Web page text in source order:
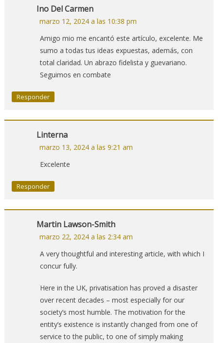
Ino Del Carmen
marzo 12, 2024 a las 10:38 pm
Amigo mio me encantó este artículo, excelente. Me
sumo a todas tus ideas expuestas, además, con
total claridad. Un abrazo fidelista y guevariano.
Seguimos en combate
Responder
Linterna
marzo 13, 2024 a las 9:21 am
Excelente
Responder
Martin Lawson-Smith
marzo 22, 2024 a las 2:34 am
A very thoughtful and interesting article, with which I
concur fully.
Here in the UK, privatisation has proved a disaster
over recent decades – most especially for our
society’s most humble. The motivation for the
entity’s existence is instantly changed from one of
service to the public, to one of simply making